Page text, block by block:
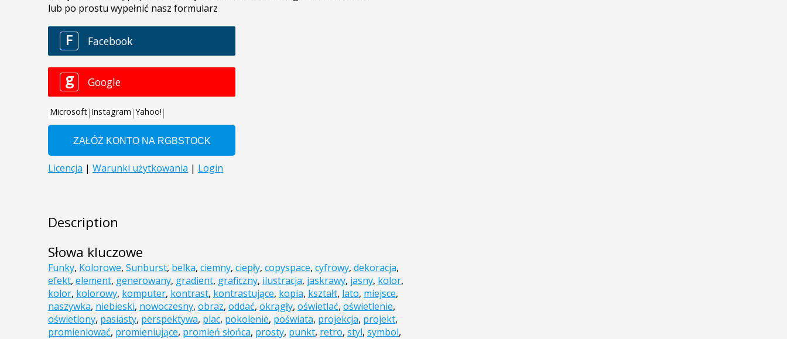
Description
Słowa kluczowe
Funky, Kolorowe, Sunburst, belka, ciemny, ciepły, copyspace, cyfrowy, dekoracja,
efekt, element, generowany, gradient, graficzny, ilustracja, jaskrawy, jasny, kolor,
kolor, kolorowy, komputer, kontrast, kontrastujące, kopia, kształt, lato, miejsce,
naszywka, niebieski, nowoczesny, obraz, oddać, okrągły, oświetlać, oświetlenie,
oświetlony, pasiasty, perspektywa, plac, pokolenie, poświata, projekcja, projekt,
promieniować, promieniujące, promień słońca, prosty, punkt, retro, styl, symbol,